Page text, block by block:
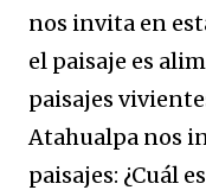
nos invita en
el paisaje es
paisajes
Atahualpa nos
paisajes: ¿Cuál